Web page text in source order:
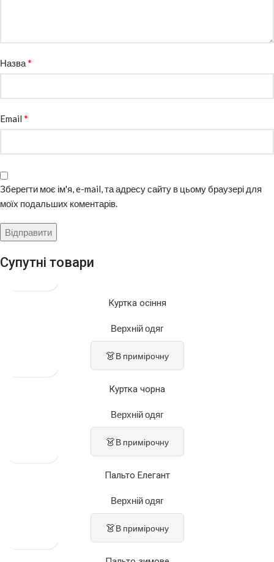
Назва*
Email *
Зберегти моє ім'я, e-mail, та адресу сайту в цьому браузері для
моїх подальших коментарів.
Супутні товари
Куртка осіння
Верхній одяг
👗В примірочну
Куртка чорна
Верхній одяг
👗В примірочну
Пальто Елегант
Верхній одяг
👗В примірочну